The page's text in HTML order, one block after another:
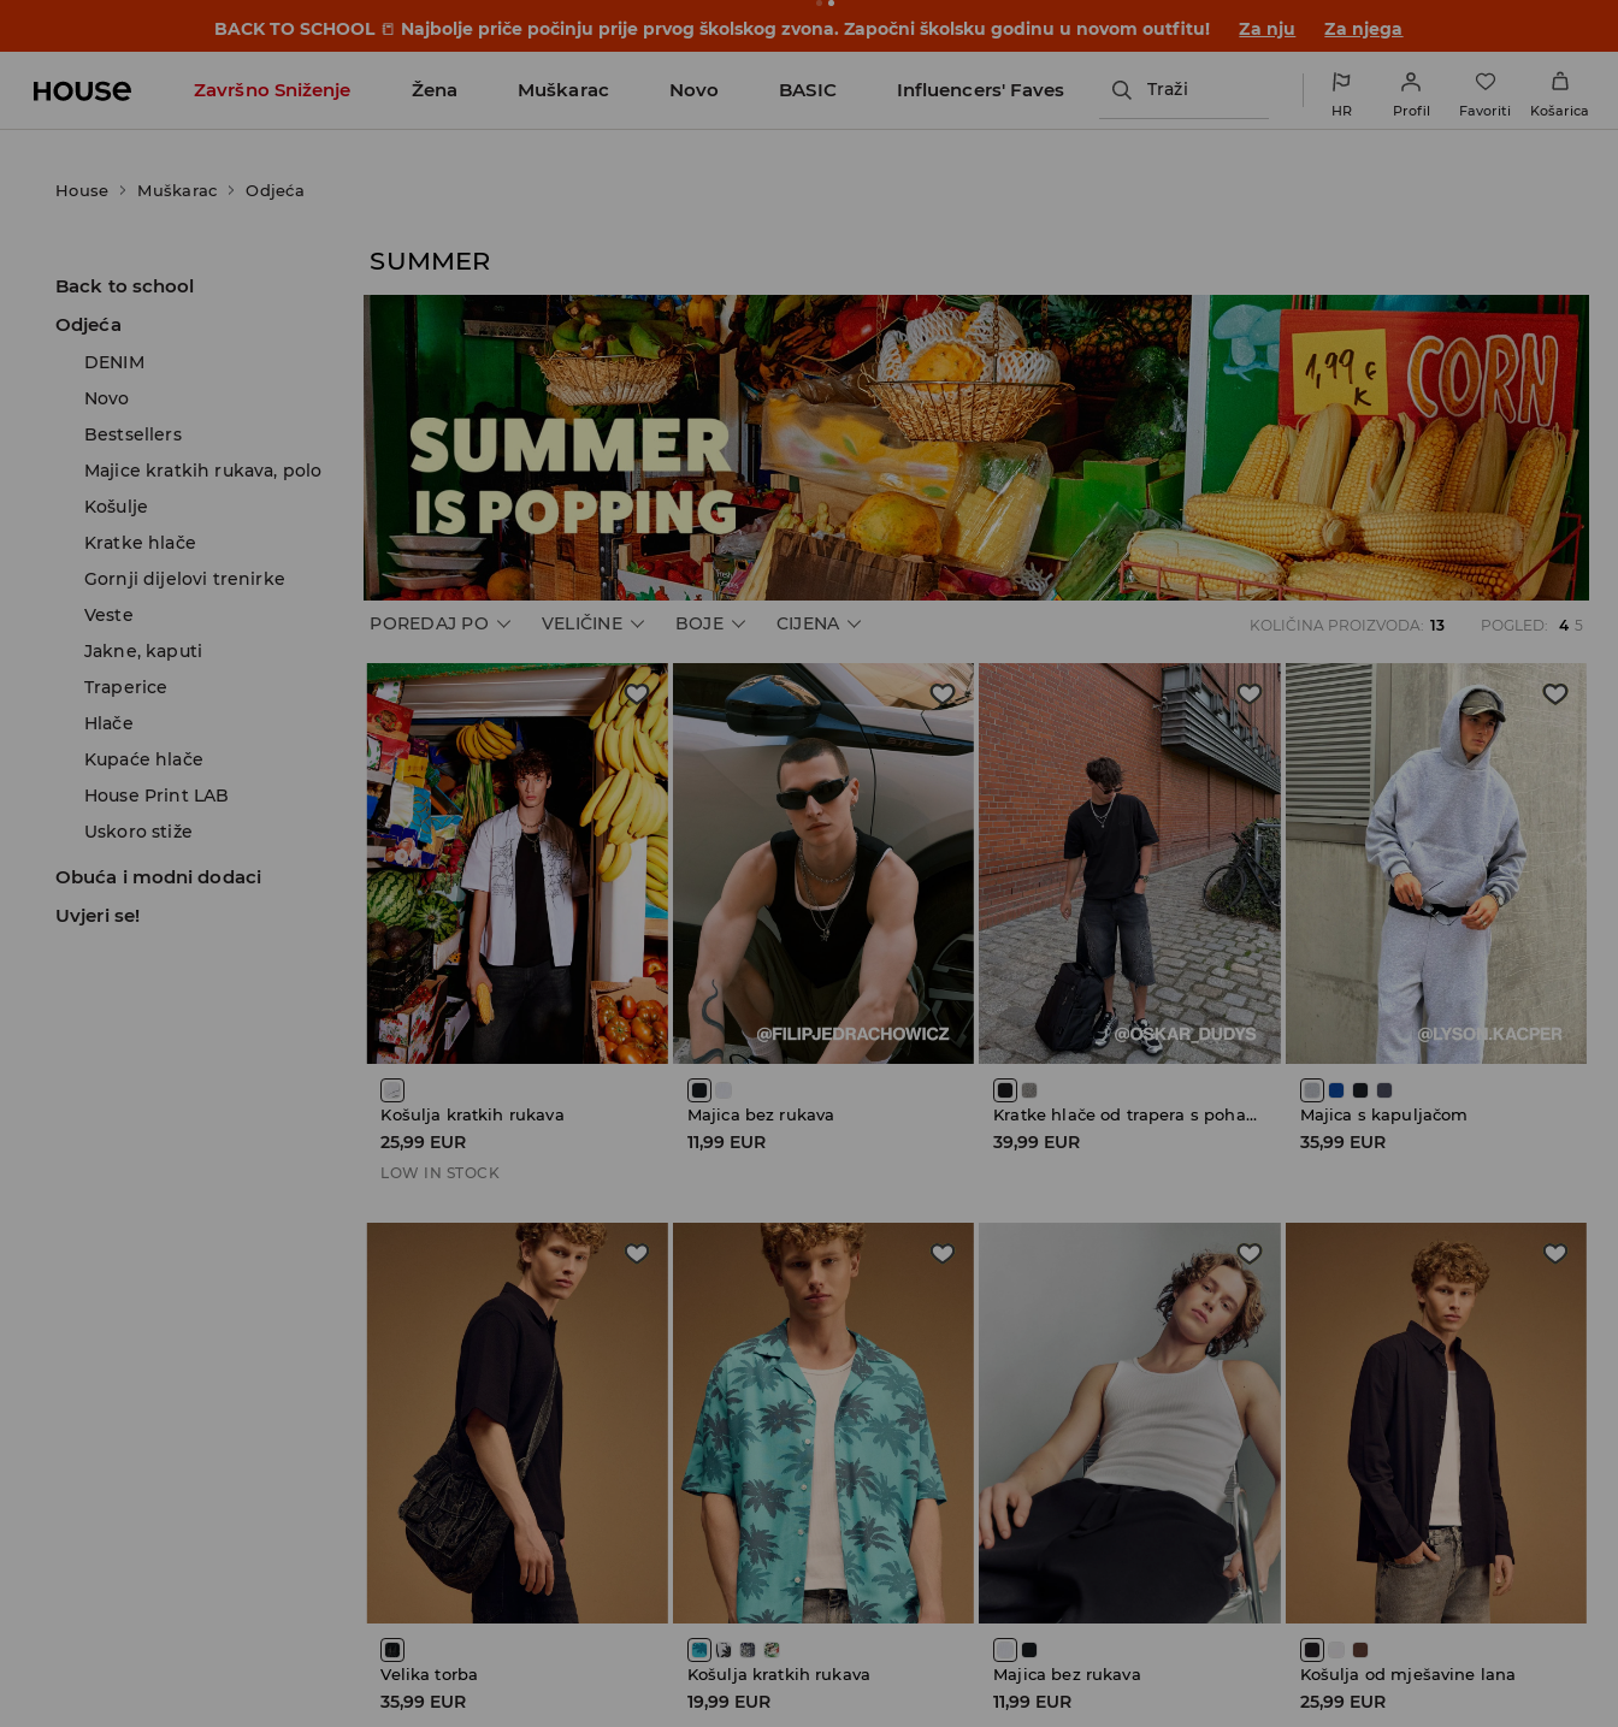
BACK TO SCHOOL 📒 Najbolje priče počinju prije prvog školskog zvona. Započni školsku godinu u novom outfitu! Za nju Za njega
Završno Sniženje Žena Muškarac Novo BASIC Influencers' Faves Traži
HR Profil Favoriti Košarica
House Muškarac Odjeća
Back to school
Odjeća
DENIM
Novo
Bestsellers
Majice kratkih rukava, polo
Košulje
Kratke hlače
Gornji dijelovi trenirke
Veste
Jakne, kaputi
Traperice
Hlače
Kupaće hlače
House Print LAB
Uskoro stiže
Obuća i modni dodaci
Uvjeri se!
SUMMER
POREDAJ PO VELIČINE BOJE CIJENA KOLIČINA PROIZVODA: 13 POGLED: 4 5
Košulja kratkih rukava
25,99 EUR
LOW IN STOCK
Majica bez rukava
11,99 EUR
Kratke hlače od trapera s pohabanim porubima
39,99 EUR
Majica s kapuljačom
35,99 EUR
Velika torba
35,99 EUR
Košulja kratkih rukava
19,99 EUR
Majica bez rukava
11,99 EUR
Košulja od mješavine lana
25,99 EUR